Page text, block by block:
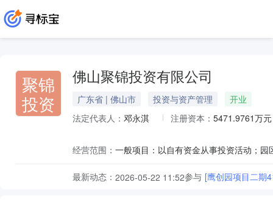
聚锦
投资
佛山聚锦投资有限公司
广东省 | 佛山市 投资与资产管理
开业
法定代表人： 邓永淇 注册资本： 5471.9761万元
经营范围：
最新动态： 2026-05-22 11:52参与 [鹰创园项目二期